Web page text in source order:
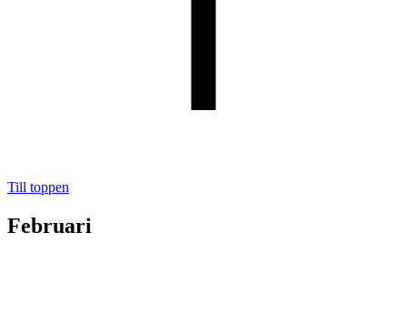
Till toppen
Februari